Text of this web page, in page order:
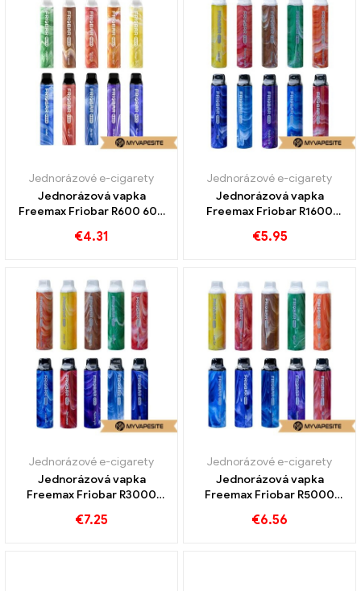
Jednorázové e-cigarety
Jednorázová vapka
Freemax Friobar R600 600
€4.31
Jednorázové e-cigarety
Jednorázová vapka
Freemax Friobar R1600
€5.95
Jednorázové e-cigarety
Jednorázová vapka
Freemax Friobar R3000
€7.25
Jednorázové e-cigarety
Jednorázová vapka
Freemax Friobar R5000
€6.56